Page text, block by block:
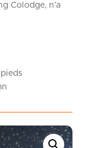
Colodge, n’a